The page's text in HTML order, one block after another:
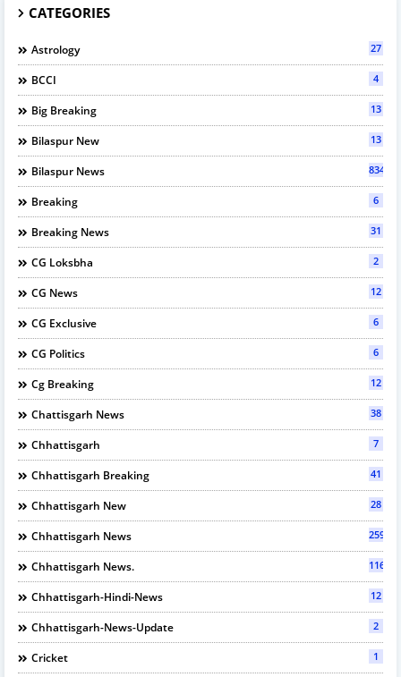
CATEGORIES
Astrology 27
BCCI 4
Big Breaking 13
Bilaspur New 13
Bilaspur News 834
Breaking 6
Breaking News 31
CG Loksbha 2
CG News 12
CG Exclusive 6
CG Politics 6
Cg Breaking 12
Chattisgarh News 38
Chhattisgarh 7
Chhattisgarh Breaking 41
Chhattisgarh New 28
Chhattisgarh News 2595
Chhattisgarh News. 116
Chhattisgarh-Hindi-News 12
Chhattisgarh-News-Update 2
Cricket 1